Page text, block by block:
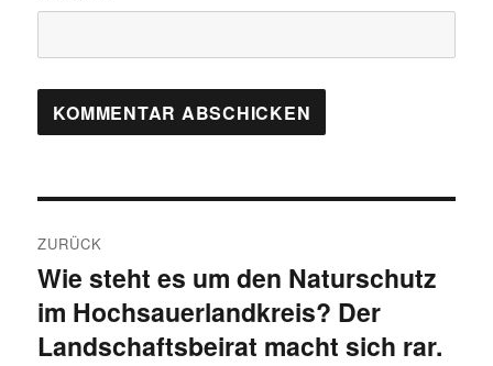
ZURÜCK
Vorheriger
Beitrag:
Wie steht es um den Naturschutz
im Hochsauerlandkreis? Der
Landschaftsbeirat macht sich rar.